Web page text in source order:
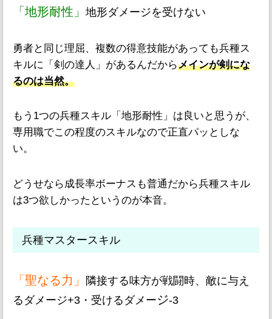
「地形耐性」 地形ダメージを受けない
勇者と同じ理屈、複数の得意技能があっても兵種ス
キルに「剣の達人」があるんだからメインが剣にな
るのは当然。
もう1つの兵種スキル「地形耐性」は良いと思うが、
専用職でこの程度のスキルなので正直パッとしな
い。
どうせなら成長率ボーナスも普通だから兵種スキル
は3つ欲しかったというのが本音。
兵種マスタースキル
「聖なる力」 隣接する味方が戦闘時、敵に与え
るダメージ+3・ 受けるダメージ-3